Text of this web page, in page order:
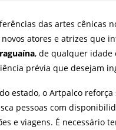
das artes cênicas
atores e atrizes que
, de qualquer idade
prévia que desejam
estado, o Artpalco
pessoas com
e viagens. É necessário